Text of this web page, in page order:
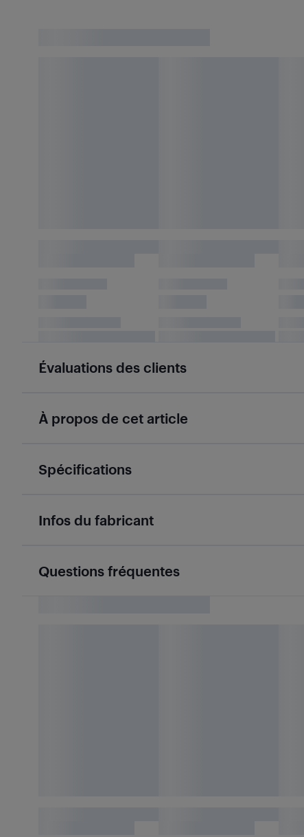
Évaluations des clients
À propos de cet article
Spécifications
Infos du fabricant
Questions fréquentes